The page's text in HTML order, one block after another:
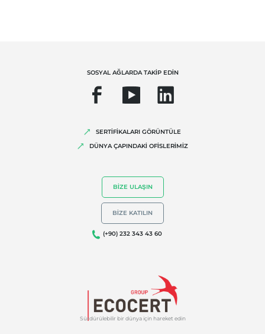
Kalite ve gıda güvenliği
Kurumsal Sosyal Sorumluluk
Sürdürülebilir bir dünya için hareket edin
SOSYAL AĞLARDA TAKİP EDİN
SERTİFİKALARI GÖRÜNTÜLE
DÜNYA ÇAPINDAKİ OFİSLERİMİZ
BIZE ULAŞIN
BIZE KATILIN
(+90) 232 343 43 60